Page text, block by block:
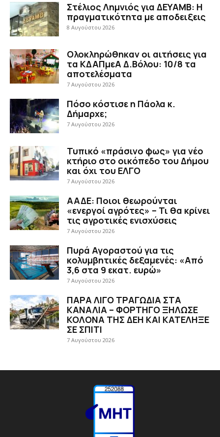
Στέλιος Λημνιός για ΔΕΥΑΜΒ: Η
πραγματικότητα με αποδειξεις
8 Αυγούστου 2026
Ολοκληρώθηκαν οι αιτήσεις για
τα ΚΔΑΠμεΑ Δ.Βόλου: 10/8 τα
αποτελέσματα
7 Αυγούστου 2026
Πόσο κόστισε η Πάολα κ.
Δήμαρχε;
7 Αυγούστου 2026
Τυπικό «πράσινο φως» για νέο
κτήριο στο οικόπεδο του Δήμου
και όχι του ΕΛΓΟ
7 Αυγούστου 2026
ΑΑΔΕ: Ποιοι θεωρούνται
«ενεργοί αγρότες» – Τι θα κρίνει
τις αγροτικές ενισχύσεις
7 Αυγούστου 2026
Πυρά Αγοραστού για τις
κολυμβητικές δεξαμενές: «Από
3,6 στα 9 εκατ. ευρώ»
7 Αυγούστου 2026
ΠΑΡΑ ΛΙΓΟ ΤΡΑΓΩΔΙΑ ΣΤΑ
ΚΑΝΑΛΙΑ – ΦΟΡΤΗΓΟ ΞΗΛΩΣΕ
ΚΟΛΟΝΑ ΤΗΣ ΔΕΗ ΚΑΙ ΚΑΤΕΛΗΞΕ
ΣΕ ΣΠΙΤΙ
7 Αυγούστου 2026